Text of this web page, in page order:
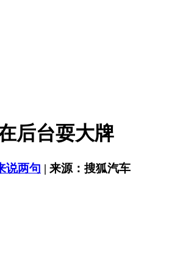
后台耍大牌
说两句 | 来源：搜狐汽车